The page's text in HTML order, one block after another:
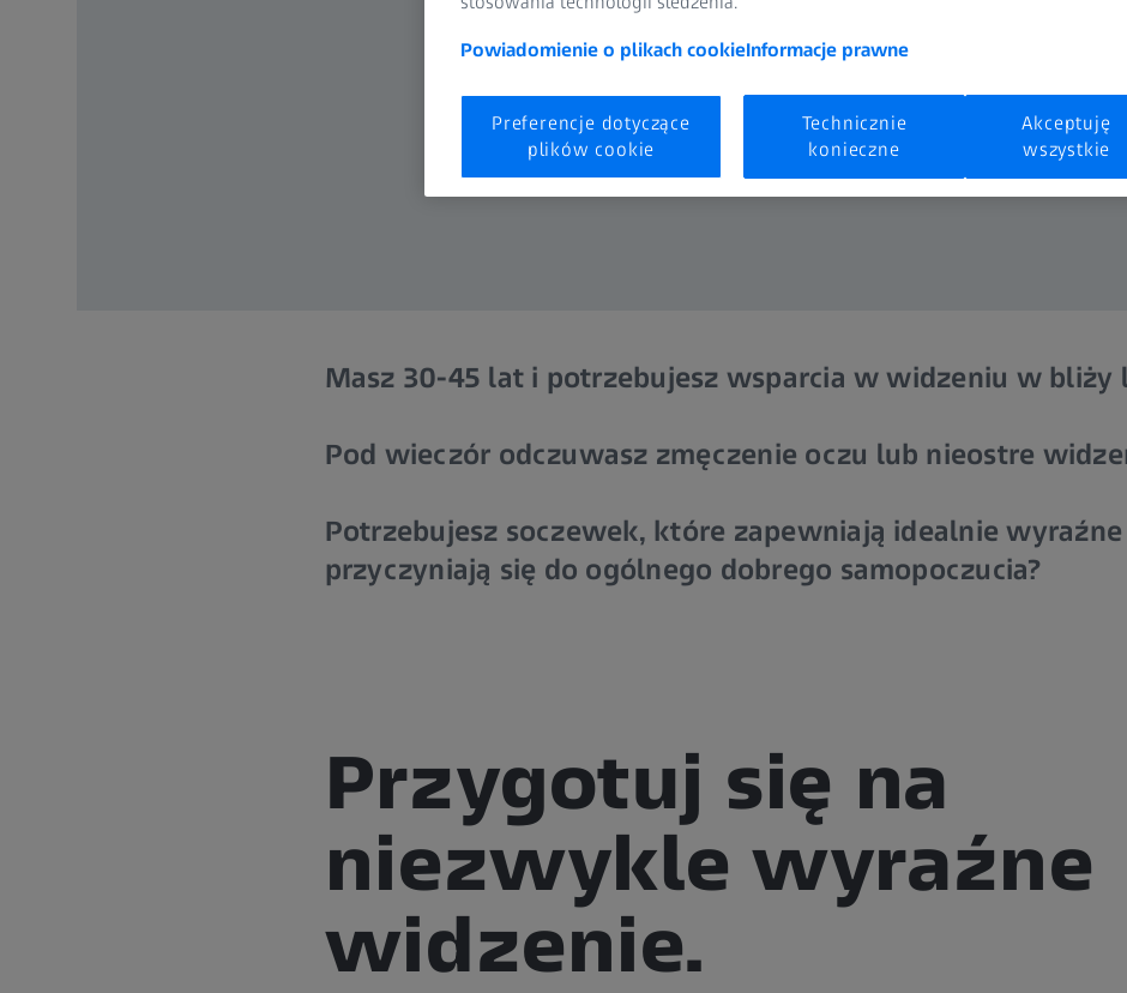
Masz 30-45 lat i potrzebujesz wsparcia w widzeniu w bliży
Pod wieczór odczuwasz zmęczenie oczu lub nieostre
Potrzebujesz soczewek, które zapewniają idealnie
przyczyniają się do ogólnego dobrego samopoczucia?
Przygotuj się na
niezwykle wyraźne
widzenie.
Powiadomienie o plikach cookieInformacje prawne
Preferencje dotyczące
plików cookie
Technicznie
konieczne
Akceptuję
wszystkie